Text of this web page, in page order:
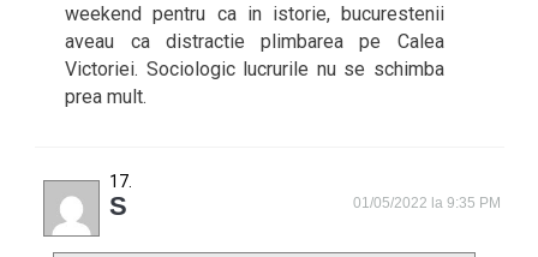
weekend pentru ca in istorie, bucurestenii
aveau ca distractie plimbarea pe Calea
Victoriei. Sociologic lucrurile nu se schimba
prea mult.
S 01/05/2022 la 9:35 PM